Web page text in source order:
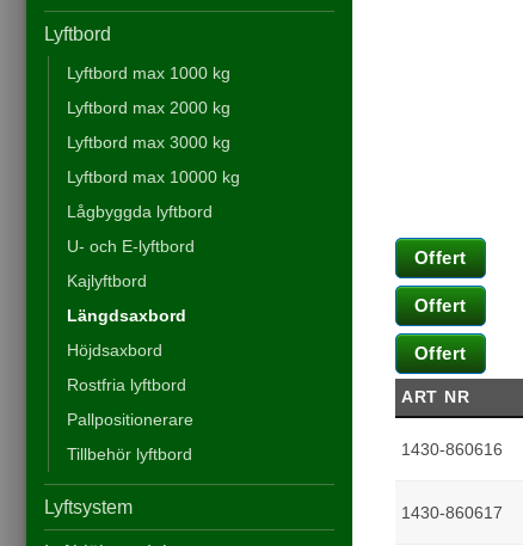
Lyftbord
Lyftbord max 1000 kg
Lyftbord max 2000 kg
Lyftbord max 3000 kg
Lyftbord max 10000 kg
Lågbyggda lyftbord
U- och E-lyftbord
Kajlyftbord
Längdsaxbord
Höjdsaxbord
Rostfria lyftbord
Pallpositionerare
Tillbehör lyftbord
Lyftsystem
Offert
Offert
Offert
ART NR
1430-860616
1430-860617
Nödvändiga
Dessa kakor
går inte att
behövs för att
hemsidan
taget ska
fungera.
Statistik
kunna
förbättra
hemsidans
funktionalitet